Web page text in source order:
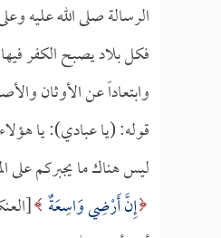
الرسالة صلى الله عليه
فكل بلاد يصبح الكفر
وابتعاداً عن الأوثان
قوله: (يا عبادي): يا
ليس هناك ما يجبركم على
إِنَّ أَرْضِي وَاسِعَةٌ